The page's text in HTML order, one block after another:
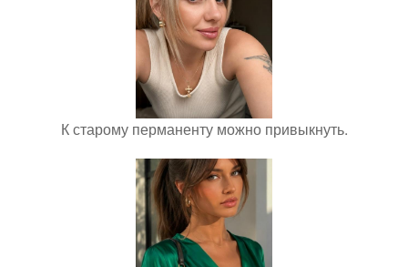
К старому перманенту можно привыкнуть.